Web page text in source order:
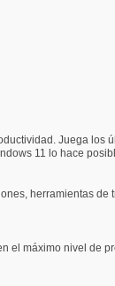
Juega los
11 lo hace
herramientas de
el máximo nivel de